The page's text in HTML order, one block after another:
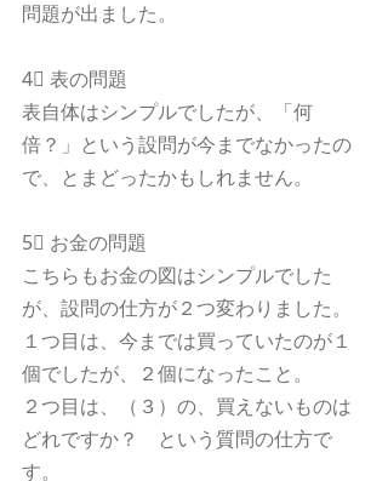
問題が出ました。
4⃣ 表の問題
表自体はシンプルでしたが、「何
倍？」という設問が今までなかったの
で、とまどったかもしれません。
5⃣ お金の問題
こちらもお金の図はシンプルでした
が、設問の仕方が２つ変わりました。
１つ目は、今までは買っていたのが１
個でしたが、２個になったこと。
２つ目は、（３）の、買えないものは
どれですか？　という質問の仕方で
す。